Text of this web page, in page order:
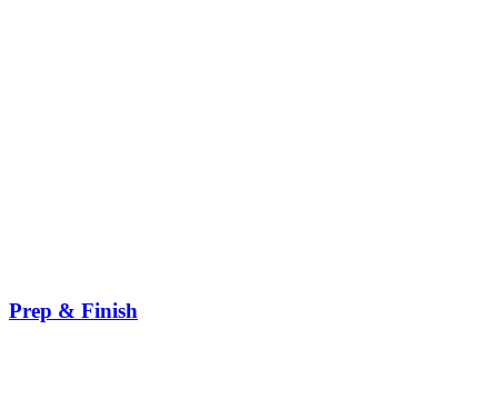
Prep & Finish